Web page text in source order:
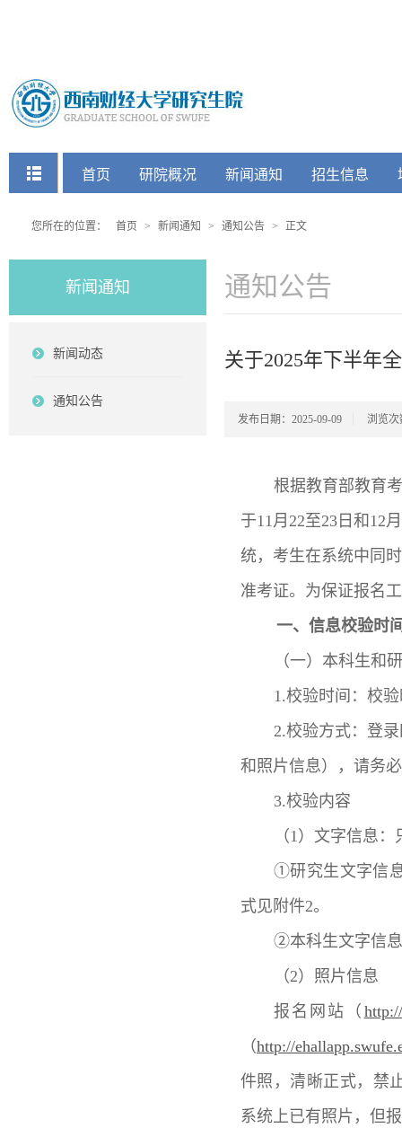
快捷菜单
首页 研院概况 新闻通知 招生信息
您所在的位置： 首页 > 新闻通知 > 通知公告 > 正文
新闻通知
新闻动态
通知公告
通知公告
关于2025年下半年
发布日期：2025-09-09 浏览次
根据教育部教育
于11月22至23日和12
统，考生在系统中同
准考证。为保证报名
一、信息校验时
（一）本科生和
1.校验时间：校
2.校验方式：登
和照片信息），请务
3.校验内容
（1）文字信息
①研究生文字信
式见附件2。
②本科生文字信
（2）照片信息
报名网站（
（http://
件照，清晰正式，禁
系统上已有照片，但